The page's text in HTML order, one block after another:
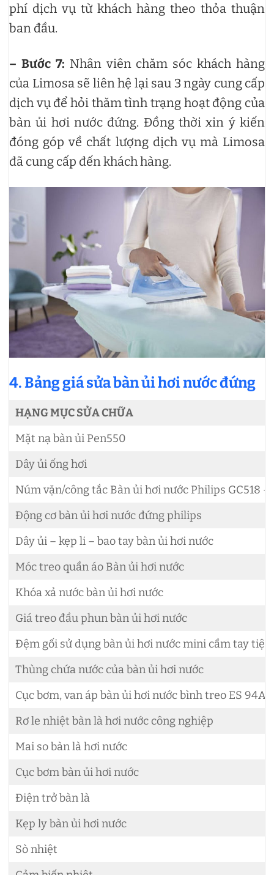
phí dịch vụ từ khách hàng theo thỏa thuận
ban đầu.
– Bước 7: Nhân viên chăm sóc khách hàng
của Limosa sẽ liên hệ lại sau 3 ngày cung cấp
dịch vụ để hỏi thăm tình trạng hoạt động của
bàn ủi hơi nước đứng. Đồng thời xin ý kiến
đóng góp về chất lượng dịch vụ mà Limosa
đã cung cấp đến khách hàng.
4. Bảng giá sửa bàn ủi hơi nước đứng
HẠNG MỤC SỬA CHỮA
Mặt nạ bàn ủi Pen550
Dây ủi ống hơi
Núm vặn/công tắc Bàn ủi hơi nước Philips GC518 –
Động cơ bàn ủi hơi nước đứng philips
Dây ủi – kẹp li – bao tay bàn ủi hơi nước
Móc treo quần áo Bàn ủi hơi nước
Khóa xả nước bàn ủi hơi nước
Giá treo đầu phun bàn ủi hơi nước
Đệm gối sử dụng bàn ủi hơi nước mini cầm tay tiện
Thùng chứa nước của bàn ủi hơi nước
Cục bơm, van áp bàn ủi hơi nước bình treo ES 94A
Rơ le nhiệt bàn là hơi nước công nghiệp
Mai so bàn là hơi nước
Cục bơm bàn ủi hơi nước
Điện trở bàn là
Kẹp ly bàn ủi hơi nước
Sò nhiệt